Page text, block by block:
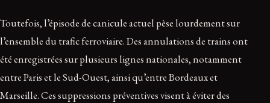
Toutefois, l’épisode de canicule actuel pèse lourdement sur
l’ensemble du trafic ferroviaire. Des annulations de trains ont
été enregistrées sur plusieurs lignes nationales, notamment
entre Paris et le Sud-Ouest, ainsi qu’entre Bordeaux et
Marseille. Ces suppressions préventives visent à éviter des